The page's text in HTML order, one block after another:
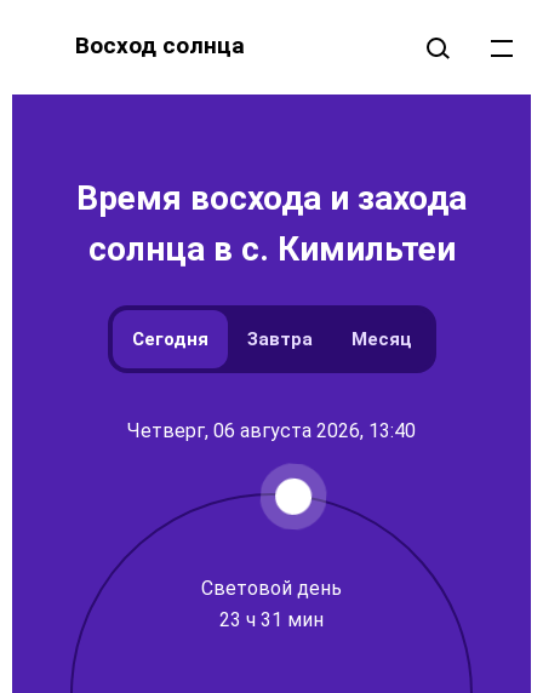
Восход солнца
Время восхода и захода
солнца в с. Кимильтеи
Сегодня Завтра Месяц
Четверг, 06 августа 2026, 13:40
Световой день
23 ч 31 мин